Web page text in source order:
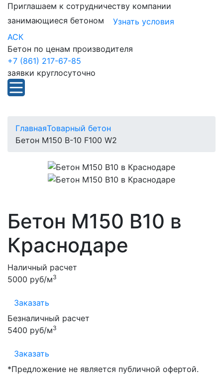
Приглашаем к сотрудничеству компании
занимающиеся бетоном
Узнать условия
АСК
Бетон по ценам производителя
+7 (861) 217-67-85
заявки круглосуточно
ГлавнаяТоварный бетон
Бетон М150 В-10 F100 W2
Бетон М150 В10 в
Краснодаре
Наличный расчет
5000 руб/м3
Заказать
Безналичный расчет
5400 руб/м3
Заказать
*Предложение не является публичной офертой.